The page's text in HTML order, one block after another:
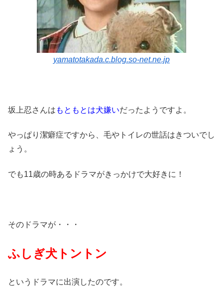
yamatotakada.c.blog.so-net.ne.jp
坂上忍さんは もともとは犬嫌いだったようですよ。
やっぱり潔癖症ですから、毛やトイレの世話はきついでし
ょう。
でも11歳の時あるドラマがきっかけで大好きに！
そのドラマが・・・
ふしぎ犬トントン
というドラマに出演したのです。